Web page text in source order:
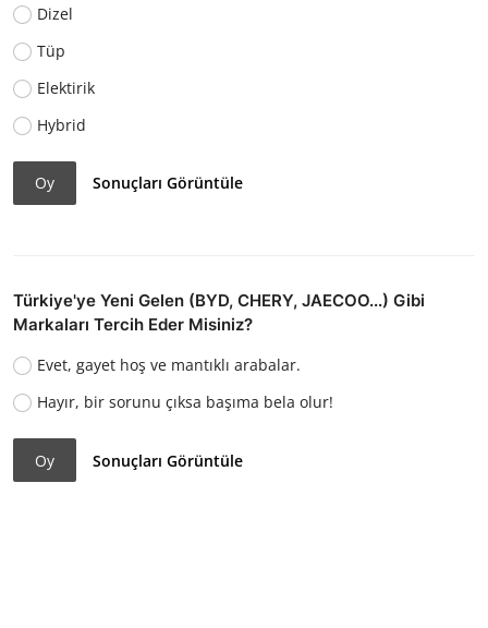
Dizel
Tüp
Elektirik
Hybrid
Oy Sonuçları Görüntüle
Türkiye'ye Yeni Gelen (BYD, CHERY, JAECOO...) Gibi
Markaları Tercih Eder Misiniz?
Evet, gayet hoş ve mantıklı arabalar.
Hayır, bir sorunu çıksa başıma bela olur!
Oy Sonuçları Görüntüle